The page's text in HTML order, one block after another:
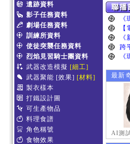
遺跡資料
影子任務資料
劇場任務資料
訓練所資料
使徒突襲任務資料
烈焰見習騎士團資料
武器改造模擬 [細工]
武器聚能 [效果] [材料]
製衣樣本
打鐵設計圖
可生產物品
料理食譜
角色稱號
食物效果
最新
AI測